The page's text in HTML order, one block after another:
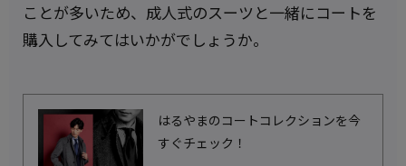
ことが多いため、成人式のスーツと一緒にコートを
購入してみてはいかがでしょうか。
はるやまのコートコレクションを今
すぐチェック！